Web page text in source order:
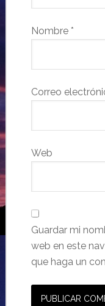
Nombre *
Correo
Web
Guardar mi
web en este
que haga un